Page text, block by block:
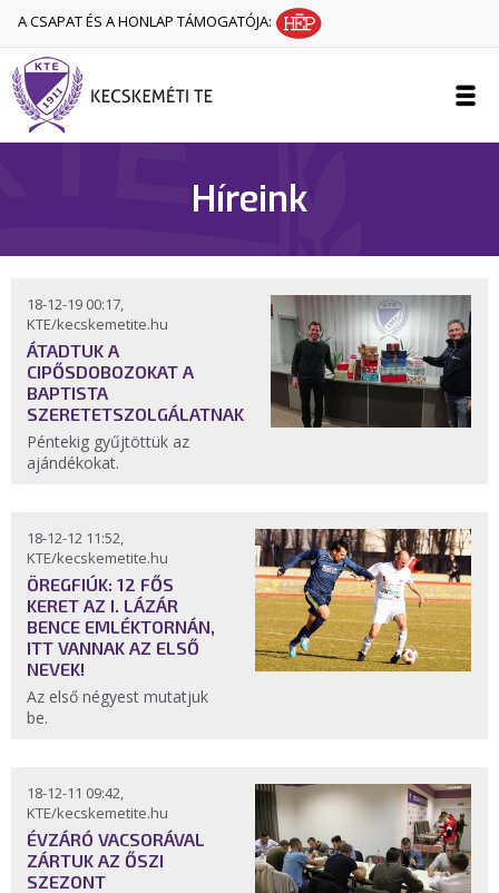
A CSAPAT ÉS A HONLAP TÁMOGATÓJA:
Híreink
18-12-19 00:17,
KTE/kecskemetite.hu
ÁTADTUK A
CIPŐSDOBOZOKAT A
BAPTISTA
SZERETETSZOLGÁLATNAK
Péntekig gyűjtöttük az
ajándékokat.
18-12-12 11:52,
KTE/kecskemetite.hu
ÖREGFIÚK: 12 FŐS
KERET AZ I. LÁZÁR
BENCE EMLÉKTORNÁN,
ITT VANNAK AZ ELSŐ
NEVEK!
Az első négyest mutatjuk
be.
18-12-11 09:42,
KTE/kecskemetite.hu
ÉVZÁRÓ VACSORÁVAL
ZÁRTUK AZ ŐSZI
SZEZONT